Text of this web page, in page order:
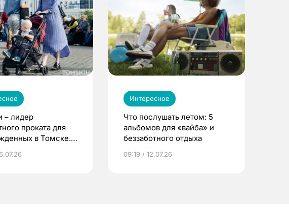
– лидер
проката для
в Томске.
Интересное
Что послушать летом: 5
альбомов для «вайба» и
беззаботного отдыха
09:19 / 12.07.26